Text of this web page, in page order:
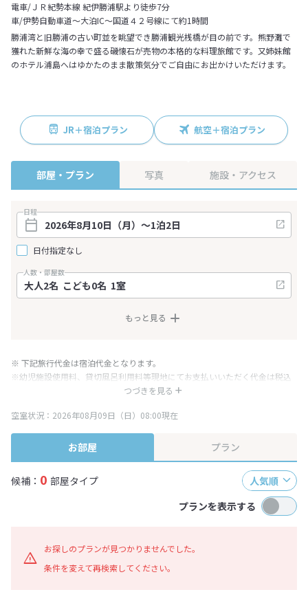
電車/ＪＲ紀勢本線 紀伊勝浦駅より徒歩7分
車/伊勢自動車道～大泊IC～国道４２号線にて約1時間
勝浦湾と旧勝浦の古い町並を眺望でき勝浦観光桟橋が目の前です。熊野灘で
獲れた新鮮な海の幸で盛る磯懐石が売物の本格的な料理旅館です。又姉妹館
のホテル浦島へはゆかたのまま散策気分でご自由にお出かけいただけます。
JR＋宿泊プラン 航空＋宿泊プラン
部屋・プラン 写真 施設・アクセス
日程
日付指定なし
人数・部屋数
もっと見る
つづきを見る
※ 下記旅行代金は宿泊代金となります。
※幼児施設使用料、貸切風呂利用料等現地にてお支払いいただく代金は税込
み表記となりますが、消費税増税に伴い代金が一部変更となる場合がござい
※表示されている旅行代金・プラン内容は一定時間ごとに更新されます。最
終確認画面でご確認ください。
空室状況：2026年08月09日（日）08:00現在
お部屋 プラン
候補： 0 部屋タイプ
人気順
プランを表示する
お探しのプランが見つかりませんでした。
条件を変えて再検索してください。